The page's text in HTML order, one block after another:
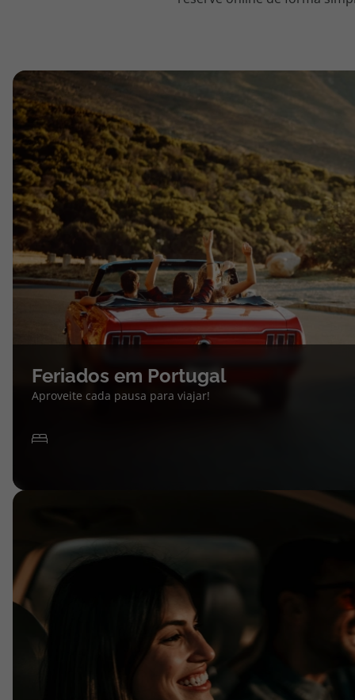
topatlantico@topatlantico.com
Feriados em Portugal
Aproveite cada pausa para viajar!